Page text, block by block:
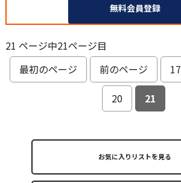
無料会員登録
21 ページ中21ページ目
最初のページ
前のページ 17
20
21
お気に入りリストを見る